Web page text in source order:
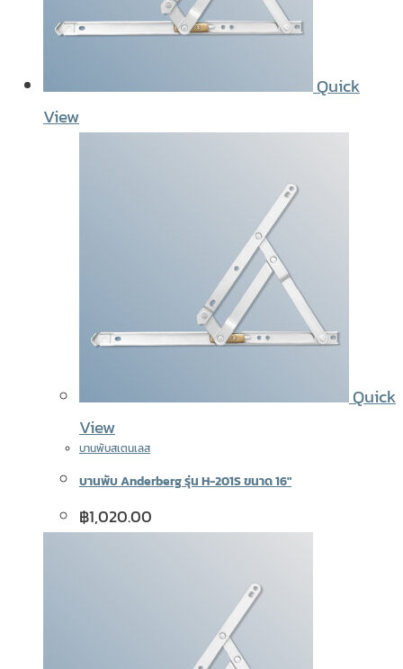
Quick
View
Quick
View
บานพับสเตนเลส
บานพับ Anderberg รุ่น H-201S ขนาด 16″
฿1,020.00